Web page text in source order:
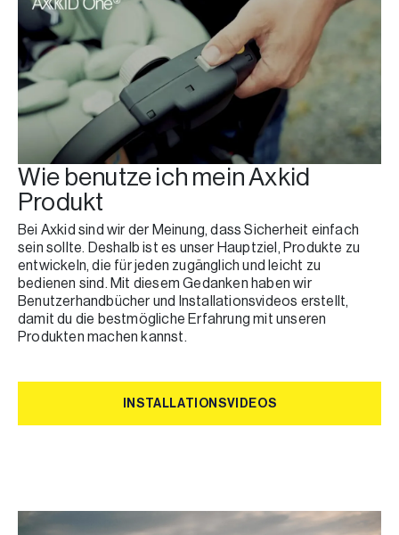
Wie benutze ich mein Axkid
Produkt
Bei Axkid sind wir der Meinung, dass Sicherheit einfach
sein sollte. Deshalb ist es unser Hauptziel, Produkte zu
entwickeln, die für jeden zugänglich und leicht zu
bedienen sind. Mit diesem Gedanken haben wir
Benutzerhandbücher und Installationsvideos erstellt,
damit du die bestmögliche Erfahrung mit unseren
Produkten machen kannst.
INSTALLATIONSVIDEOS